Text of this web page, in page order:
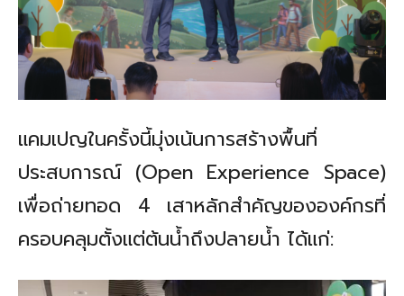
แคมเปญในครั้งนี้มุ่งเน้นการสร้างพื้นที่
ประสบการณ์ (Open Experience Space)
เพื่อถ่ายทอด 4 เสาหลักสำคัญขององค์กรที่
ครอบคลุมตั้งแต่ต้นน้ำถึงปลายน้ำ ได้แก่: